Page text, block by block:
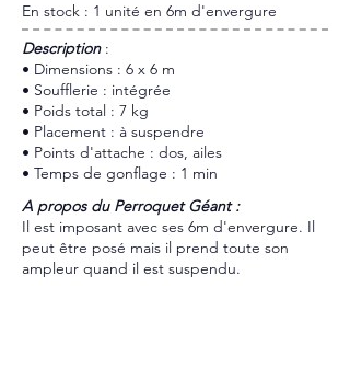
En stock : 1 unité en 6m d'envergure
​Description:
• Dimensions : 6 x 6 m
• Soufflerie : intégrée
• Poids total : 7 kg
• Placement : à suspendre
• Points d'attache : dos, ailes
• Temps de gonflage : 1 min
A propos du Perroquet Géant :
Il est imposant avec ses 6m d'envergure. Il
peut être posé mais il prend toute son
ampleur quand il est suspendu.